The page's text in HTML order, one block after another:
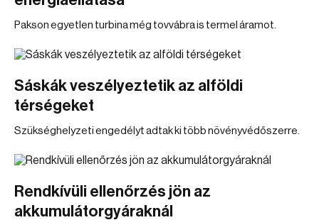
Pakson egyetlen turbina még tovvábra is termel áramot.
Sáskák veszélyeztetik az alföldi
térségeket
Szükséghelyzeti engedélyt adtak ki több növényvédőszerre.
Rendkívüli ellenőrzés jön az
akkumulátorgyáraknál